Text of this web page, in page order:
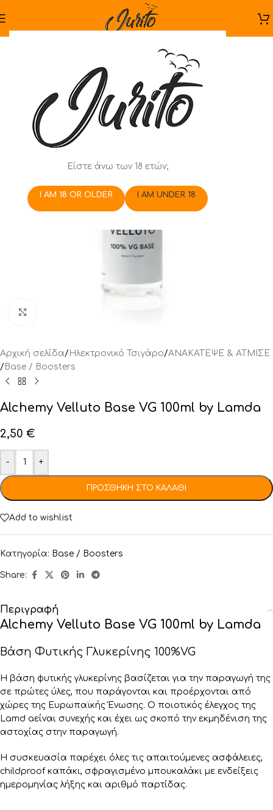
Είστε άνω των 18 ετών;
I AM 18 OR OLDER I AM UNDER 18
Αρχική σελίδα/ Ηλεκτρονικό Τσιγάρο/ΑΝΑΚΑΤΕΨΕ & ΑΤΜΙΣΕ
/ Base / Boosters
Alchemy Velluto Base VG 100ml by Lamda
2,50 €
- +
ΠΡΟΣΘΉΚΗ ΣΤΟ ΚΑΛΆΘΙ
Add to wishlist
Κατηγορία: Base / Boosters
Share:
Περιγραφή
Alchemy Velluto Base VG 100ml by Lamda
Βάση Φυτικής Γλυκερίνης 100%VG
Η βάση φυτικής γλυκερίνης βασίζεται για την παραγωγή της
σε πρώτες ύλες, που παράγονται και προέρχονται από
χώρες της Ευρωπαϊκής Ένωσης. Ο ποιοτικός έλεγχος της
Lamd aείναι συνεχής και έχει ως σκοπό την εκμηδένιση της
αστοχίας στην παραγωγή.
Η συσκευασία παρέχει όλες τις απαιτούμενες ασφάλειες,
childproof καπάκι, σφραγισμένο μπουκαλάκι με ενδείξεις
ημερομηνίας λήξης και αριθμό παρτίδας.